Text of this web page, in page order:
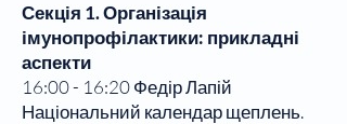
Секція 1. Організація
імунопрофілактики: прикладні
аспекти
16:00 - 16:20 Федір Лапій
Національний календар щеплень.